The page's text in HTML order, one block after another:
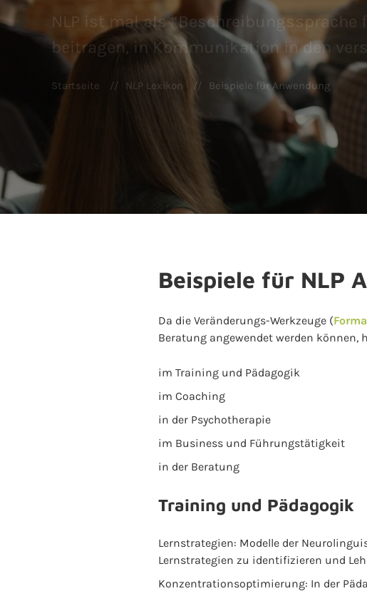
NLP ist mal als
beitragen, in Kommunikation in den
Startseite NLP Lexikon Beispiele für Anwendung
Beispiele für NLP
Da die Veränderungs-Werkzeuge (
Beratung angewendet werden
im Training und Pädagogik
im Coaching
in der Psychotherapie
im Business und Führungstätigkeit
in der Beratung
Training und Pädagogik
Lernstrategien: Modelle der
Lernstrategien zu identifizieren und
Konzentrationsoptimierung: In der